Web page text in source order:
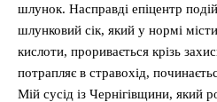
шлунок. Насправді епіцентр
шлунковий сік, який у нормі
кислоти, проривається крізь
потрапляє в стравохід,
Мій сусід із Чернігівщини, який